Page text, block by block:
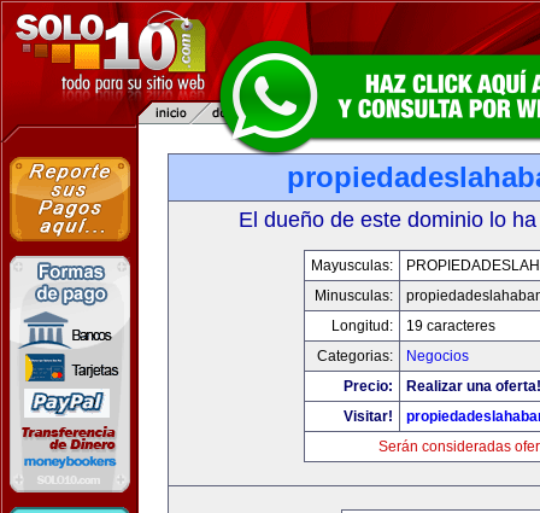
El dueño de este dominio lo
Mayusculas:
Minusculas:
Longitud:
19 caracteres
Categorias:
Negocios
Precio:
Realizar una oferta!
Visitar!
Serán consideradas